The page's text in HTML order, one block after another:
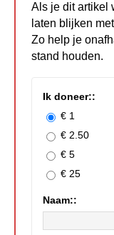
Als je dit artikel
laten blijken
Zo help je
stand houden.
Ik doneer::
€ 1
€ 2.50
€ 5
€ 25
Naam::